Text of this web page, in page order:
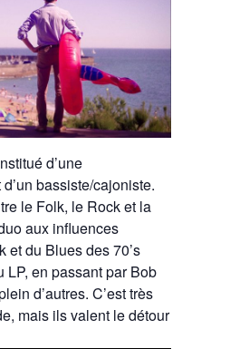
d’une
bassiste/cajoniste.
le Folk, le Rock et la
aux influences
et du Blues des 70’s
LP, en passant par Bob
d’autres. C’est très
mais ils valent le détour